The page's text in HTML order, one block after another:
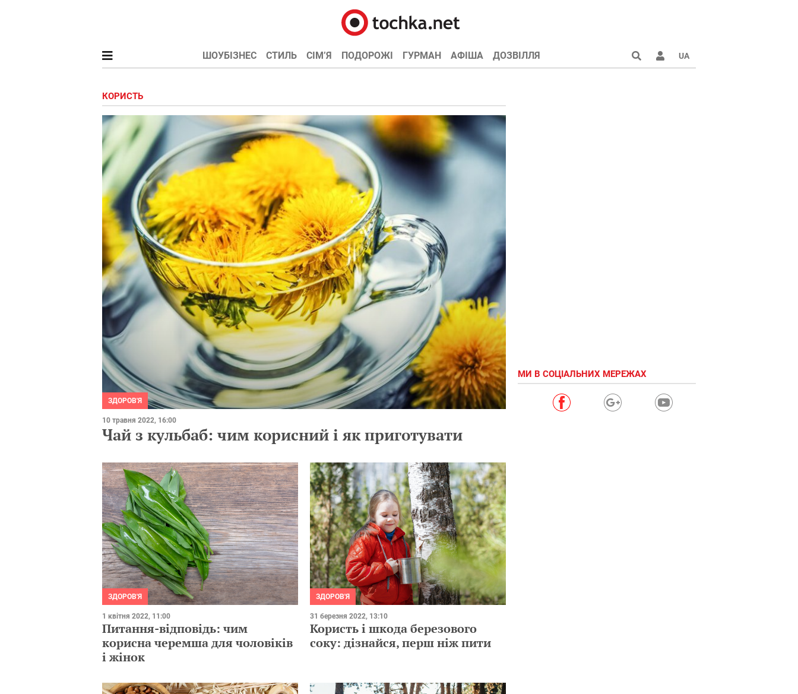
ШОУБІЗНЕС СТИЛЬ СІМ’Я ПОДОРОЖІ ГУРМАН АФІША ДОЗВІЛЛЯ UA
КОРИСТЬ
ЗДОРОВ'Я
10 травня 2022, 16:00
Чай з кульбаб: чим корисний і як приготувати
ЗДОРОВ'Я
1 квітня 2022, 11:00
Питання-відповідь: чим
корисна черемша для чоловіків
і жінок
ЗДОРОВ'Я
31 березня 2022, 13:10
Користь і шкода березового
соку: дізнайся, перш ніж пити
МИ В СОЦІАЛЬНИХ МЕРЕЖАХ